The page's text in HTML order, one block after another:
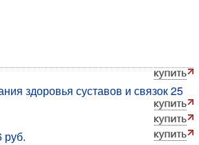
здоровья суставов и связок 25
руб.